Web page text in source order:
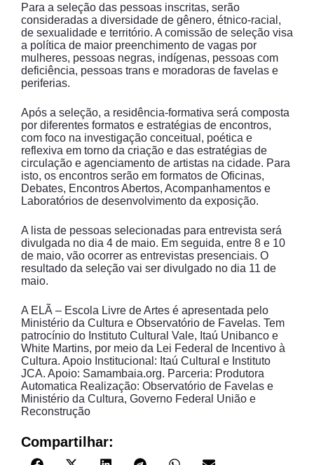
Para a seleção das pessoas inscritas, serão
consideradas a diversidade de gênero, étnico-racial,
de sexualidade e território. A comissão de seleção visa
a política de maior preenchimento de vagas por
mulheres, pessoas negras, indígenas, pessoas com
deficiência, pessoas trans e moradoras de favelas e
periferias.
Após a seleção, a residência-formativa será composta
por diferentes formatos e estratégias de encontros,
com foco na investigação conceitual, poética e
reflexiva em torno da criação e das estratégias de
circulação e agenciamento de artistas na cidade. Para
isto, os encontros serão em formatos de Oficinas,
Debates, Encontros Abertos, Acompanhamentos e
Laboratórios de desenvolvimento da exposição.
A lista de pessoas selecionadas para entrevista será
divulgada no dia 4 de maio. Em seguida, entre 8 e 10
de maio, vão ocorrer as entrevistas presenciais. O
resultado da seleção vai ser divulgado no dia 11 de
maio.
A ELÃ – Escola Livre de Artes é apresentada pelo
Ministério da Cultura e Observatório de Favelas. Tem
patrocínio do Instituto Cultural Vale, Itaú Unibanco e
White Martins, por meio da Lei Federal de Incentivo à
Cultura. Apoio Institucional: Itaú Cultural e Instituto
JCA. Apoio: Samambaia.org. Parceria: Produtora
Automatica Realização: Observatório de Favelas e
Ministério da Cultura, Governo Federal União e
Reconstrução
Compartilhar: